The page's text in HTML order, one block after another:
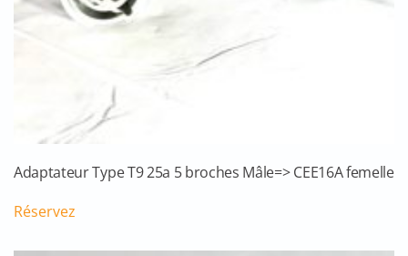
Adaptateur Type T9 25a 5 broches Mâle=> CEE16A femelle
Réservez